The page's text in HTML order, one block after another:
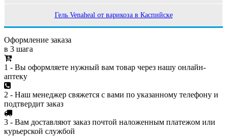
Гель Venaheal от варикоза в Каспийске
Оформление заказа
в 3 шага
1 - Вы оформляете нужный вам товар через нашу онлайн-
аптеку
2 - Наш менеджер свяжется с вами по указанному телефону и
подтвердит заказ
3 - Вам доставляют заказ почтой наложенным платежом или
курьерской службой